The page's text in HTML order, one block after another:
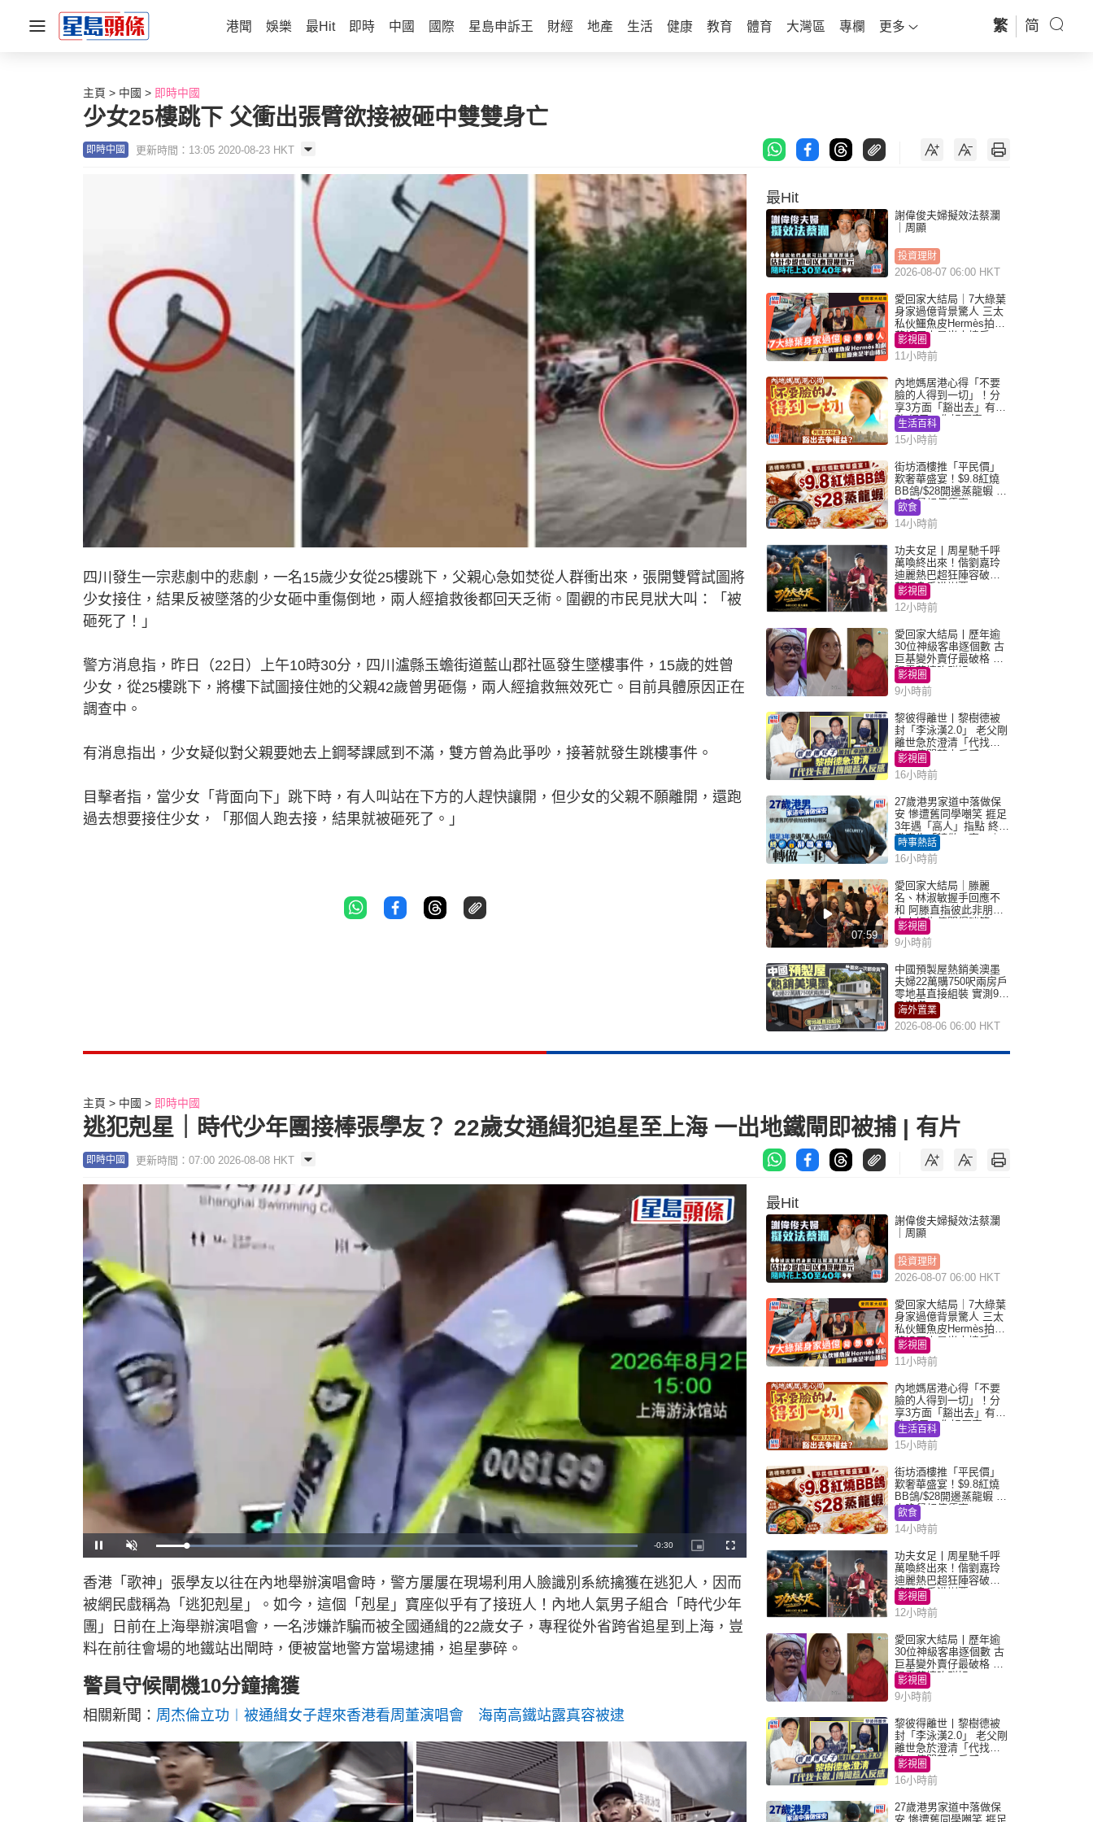
港聞 娛樂 最Hit 即時 中國 國際 星島申訴王 財經 地產 生活 健康 教育 體育 大灣區 專欄 更多 繁 简
主頁 中國 即時中國
少女25樓跳下 父衝出張臂欲接被砸中雙雙身亡
即時中國 更新時間：13:05 2020-08-23 HKT
四川發生一宗悲劇中的悲劇，一名15歲少女從25樓跳下，父親心急如焚從人群衝出來，張開雙臂試圖將
少女接住，結果反被墜落的少女砸中重傷倒地，兩人經搶救後都回天乏術。圍觀的市民見狀大叫：「被
砸死了！」
警方消息指，昨日（22日）上午10時30分，四川瀘縣玉蟾街道藍山郡社區發生墜樓事件，15歲的姓曾
少女，從25樓跳下，將樓下試圖接住她的父親42歲曾男砸傷，兩人經搶救無效死亡。目前具體原因正在
調查中。
有消息指出，少女疑似對父親要她去上鋼琴課感到不滿，雙方曾為此爭吵，接著就發生跳樓事件。
目擊者指，當少女「背面向下」跳下時，有人叫站在下方的人趕快讓開，但少女的父親不願離開，還跑
過去想要接住少女，「那個人跑去接，結果就被砸死了。」
最Hit
謝偉俊夫婦擬效法蔡瀾
｜周顯
投資理財
2026-08-07 06:00 HKT
愛回家大結局｜7大綠葉
身家過億背景驚人 三太
私伙鱷魚皮Hermès拍劇
蘇姐原來是半山樓后
影視圈
11小時前
內地媽居港心得「不要
臉的人得到一切」！分
享3方面「豁出去」有著
數 網民：你好厲害
生活百科
15小時前
街坊酒樓推「平民價」
歎奢華盛宴！$9.8紅燒
BB鴿/$28開邊蒸龍蝦 3
大晚餐超值優惠
飲食
14小時前
功夫女足丨周星馳千呼
萬喚終出來！偕劉嘉玲
迪麗熱巴超狂陣容破天
荒現身香港謝票
影視圈
12小時前
愛回家大結局丨歷年逾
30位神級客串逐個數 古
巨基變外賣仔最破格 歐
陽震華情陷群姐
影視圈
9小時前
黎彼得離世丨黎樹德被
封「李泳漢2.0」 老父剛
離世急於澄清「代找卡
數」傳聞惹人反感
影視圈
16小時前
27歲港男家道中落做保
安 慘遭舊同學嘲笑 捱足
3年遇「高人」指點 終辭
職宣告「轉做一事」｜
Juicy叮
時事熱話
16小時前
07:59
愛回家大結局｜滕麗
名、林淑敏握手回應不
和 阿滕直指彼此非朋友
大小姐指傳聞得啖笑
影視圈
9小時前
中國預製屋熱銷美澳墨
夫婦22萬購750呎兩房戶
零地基直接組裝 實測9個
月激讚
海外置業
2026-08-06 06:00 HKT
主頁 中國 即時中國
逃犯剋星｜時代少年團接棒張學友？ 22歲女通緝犯追星至上海 一出地鐵閘即被捕 | 有片
即時中國 更新時間：07:00 2026-08-08 HKT
U
n
u
t
e
L
o
e
d
0
.
0
%
香港「歌神」張學友以往在內地舉辦演唱會時，警方屢屢在現場利用人臉識別系統擒獲在逃犯人，因而
被網民戲稱為「逃犯剋星」。如今，這個「剋星」寶座似乎有了接班人！內地人氣男子組合「時代少年
團」日前在上海舉辦演唱會，一名涉嫌詐騙而被全國通緝的22歲女子，專程從外省跨省追星到上海，豈
料在前往會場的地鐵站出閘時，便被當地警方當場逮捕，追星夢碎。
警員守候閘機10分鐘擒獲
相關新聞： 周杰倫立功︱被通緝女子趕來香港看周董演唱會 海南高鐵站露真容被逮
最Hit
謝偉俊夫婦擬效法蔡瀾
｜周顯
投資理財
2026-08-07 06:00 HKT
愛回家大結局｜7大綠葉
身家過億背景驚人 三太
私伙鱷魚皮Hermès拍劇
蘇姐原來是半山樓后
影視圈
11小時前
內地媽居港心得「不要
臉的人得到一切」！分
享3方面「豁出去」有著
數 網民：你好厲害
生活百科
15小時前
街坊酒樓推「平民價」
歎奢華盛宴！$9.8紅燒
BB鴿/$28開邊蒸龍蝦 3
大晚餐超值優惠
飲食
14小時前
功夫女足丨周星馳千呼
萬喚終出來！偕劉嘉玲
迪麗熱巴超狂陣容破天
荒現身香港謝票
影視圈
12小時前
愛回家大結局丨歷年逾
30位神級客串逐個數 古
巨基變外賣仔最破格 歐
陽震華情陷群姐
影視圈
9小時前
黎彼得離世丨黎樹德被
封「李泳漢2.0」 老父剛
離世急於澄清「代找卡
數」傳聞惹人反感
影視圈
16小時前
27歲港男家道中落做保
安 慘遭舊同學嘲笑 捱足